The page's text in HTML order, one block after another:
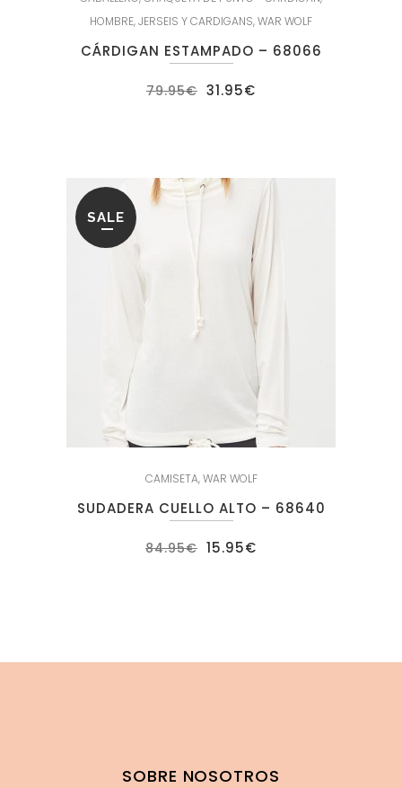
HOMBRE,JERSEIS Y CARDIGANS,WAR WOLF
CÁRDIGAN ESTAMPADO – 68066
79.95€ El
precio
31.95€
SALE
CAMISETA,WAR WOLF
SUDADERA CUELLO ALTO – 68640
84.95€ El
precio
15.95€
SOBRE NOSOTROS